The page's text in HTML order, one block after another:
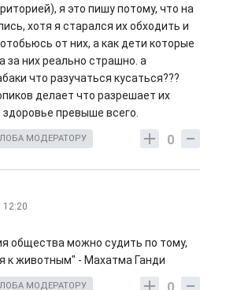
я это пишу потому, что на
хотя я старался их обходить и
от них, а как дети которые
за них реально страшно. а
что разучаться кусаться???
делает что разрешает их
превыше всего.
0
МОДЕРАТОРУ
12:20
общества можно судить по тому,
к животным" - Махатма Ганди
МОДЕРАТОРУ